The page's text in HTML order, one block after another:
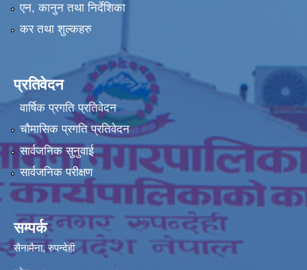
एन, कानुन तथा निर्देशिका
कर तथा शुल्कहरु
प्रतिवेदन
वार्षिक प्रगति प्रतिवेदन
चौमासिक प्रगति प्रतिवेदन
सार्वजनिक सुनुवाई
सार्वजनिक परीक्षण
सम्पर्क
सैनामैना, रुपन्देही